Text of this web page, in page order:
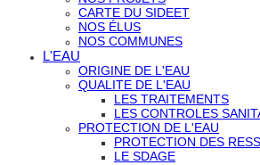
CARTE DU SIDEET
NOS ÉLUS
NOS COMMUNES
L'EAU
ORIGINE DE L'EAU
QUALITE DE L'EAU
LES TRAITEMENTS
LES CONTROLES
PROTECTION DE L'EAU
PROTECTION DES
LE SDAGE